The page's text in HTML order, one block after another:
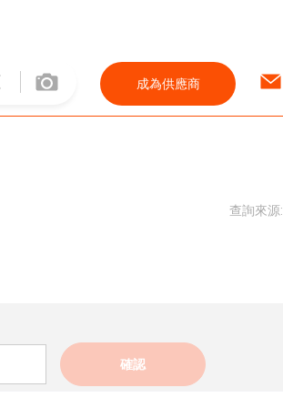
成為供應商
查詢來源:
確認